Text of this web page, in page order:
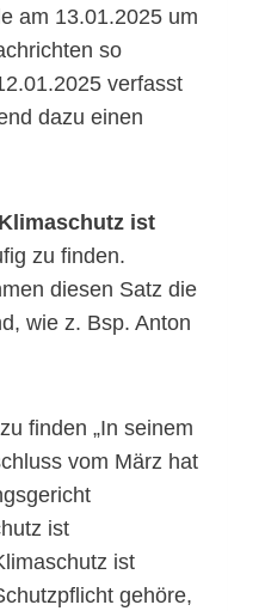
am 13.01.2025 um
so
verfasst
dazu einen
Klimaschutz ist
zu finden.
diesen Satz die
wie z. Bsp. Anton
finden „In seinem
vom März hat
ist
ist
gehöre,